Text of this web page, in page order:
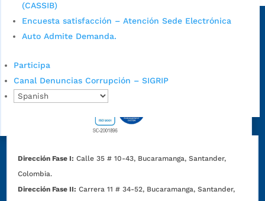
(CASSIB)
Encuesta satisfacción – Atención Sede Electrónica
Auto Admite Demanda.
Participa
Canal Denuncias Corrupción – SIGRIP
Sede principal
Dirección Fase I: Calle 35 # 10-43, Bucaramanga, Santander,
Colombia.
Dirección Fase II: Carrera 11 # 34-52, Bucaramanga, Santander,